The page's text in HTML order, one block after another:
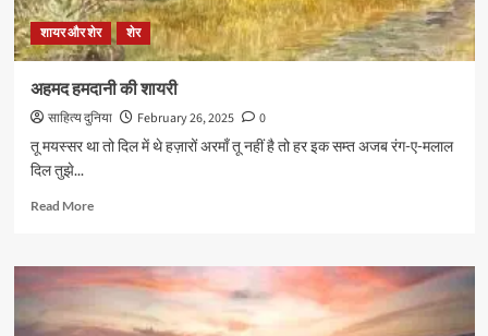
शायर और शेर शेर
अहमद हमदानी की शायरी
साहित्य दुनिया February 26, 2025
0
तू मयस्सर था तो दिल में थे हज़ारों अरमाँ तू नहीं है तो हर इक सम्त अजब रंग-ए-मलाल
दिल तुझे...
Read MoreRead
अहमद
हमदानी
शायरी